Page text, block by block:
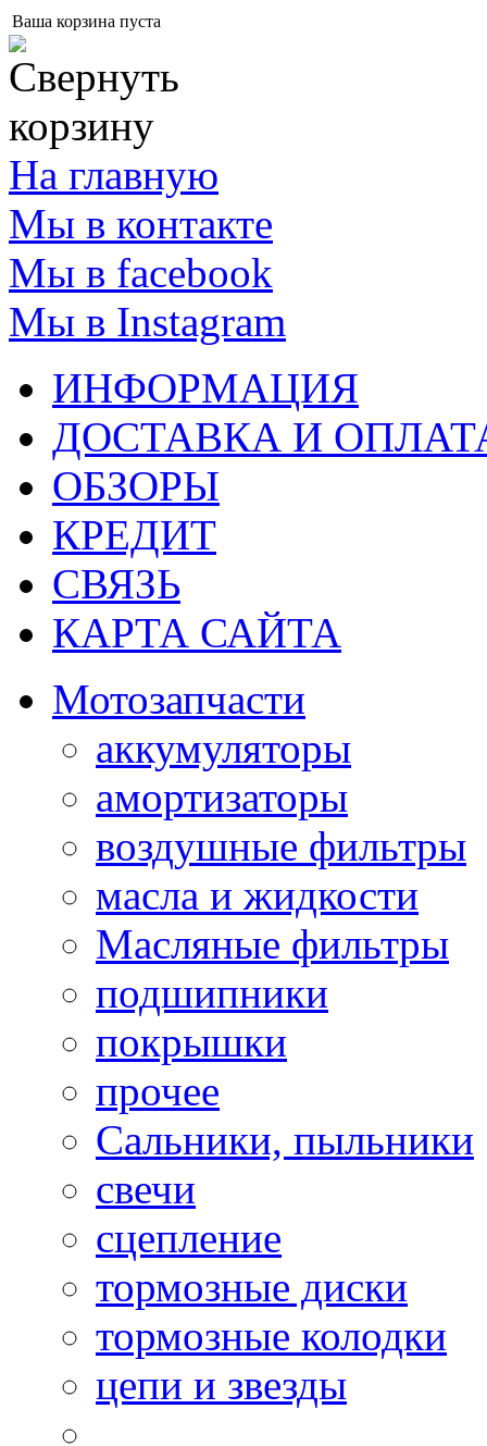
Ваша корзина пуста
На главную
Мы в контакте
Мы в facebook
Мы в Instagram
ИНФОРМАЦИЯ
ДОСТАВКА И
ОБЗОРЫ
КРЕДИТ
СВЯЗЬ
КАРТА САЙТА
Мотозапчасти
аккумуляторы
амортизаторы
воздушные фильтры
масла и жидкости
Масляные фильтры
подшипники
покрышки
прочее
Сальники, пыльники
свечи
сцепление
тормозные диски
тормозные колодки
цепи и звезды